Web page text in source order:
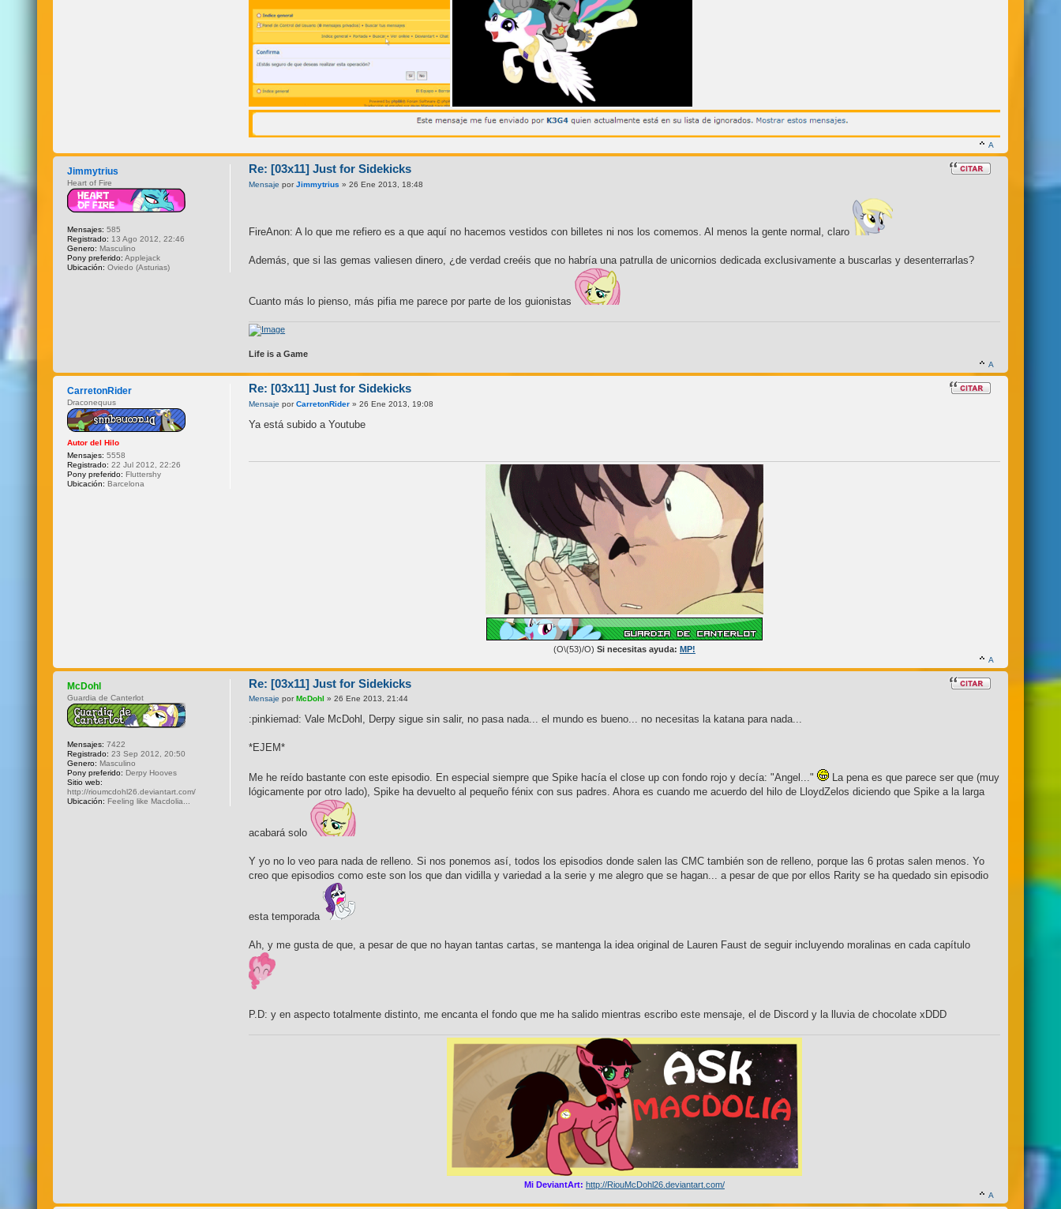
Re: [03x11] Just for Sidekicks
Mensaje porJimmytrius » 26 Ene 2013, 18:48
FireAnon: A lo que me refiero es a que aquí no hacemos vestidos con billetes ni nos los comemos. Al menos la gente normal, claro
Además, que si las gemas valiesen dinero, ¿de verdad creéis que no habría una patrulla de unicornios dedicada exclusivamente a buscarlas y desenterrarlas?
Cuanto más lo pienso, más pifia me parece por parte de los guionistas
Life is a Game
Jimmytrius
Heart of Fire
Mensajes: 585
Registrado: 13 Ago 2012, 22:46
Genero: Masculino
Pony preferido: Applejack
Ubicación: Oviedo (Asturias)
Re: [03x11] Just for Sidekicks
Mensaje porCarretonRider » 26 Ene 2013, 19:08
Ya está subido a Youtube
(O\(53)/O) Si necesitas ayuda: MP!
CarretonRider
Draconequus
Autor del Hilo
Mensajes: 5558
Registrado: 22 Jul 2012, 22:26
Pony preferido: Fluttershy
Ubicación: Barcelona
Re: [03x11] Just for Sidekicks
Mensaje porMcDohl » 26 Ene 2013, 21:44
:pinkiemad: Vale McDohl, Derpy sigue sin salir, no pasa nada... el mundo es bueno... no necesitas la katana para nada...
*EJEM*
Me he reído bastante con este episodio. En especial siempre que Spike hacía el close up con fondo rojo y decía: "Angel..."
La pena es que parece ser que (muy
lógicamente por otro lado), Spike ha devuelto al pequeño fénix con sus padres. Ahora es cuando me acuerdo del hilo de LloydZelos diciendo que Spike a la larga
acabará solo
Y yo no lo veo para nada de relleno. Si nos ponemos así, todos los episodios donde salen las CMC también son de relleno, porque las 6 protas salen menos. Yo
creo que episodios como este son los que dan vidilla y variedad a la serie y me alegro que se hagan... a pesar de que por ellos Rarity se ha quedado sin episodio
esta temporada
Ah, y me gusta de que, a pesar de que no hayan tantas cartas, se mantenga la idea original de Lauren Faust de seguir incluyendo moralinas en cada capítulo
P.D: y en aspecto totalmente distinto, me encanta el fondo que me ha salido mientras escribo este mensaje, el de Discord y la lluvia de chocolate xDDD
Mi DeviantArt: http://RiouMcDohl26.deviantart.com/
McDohl
Guardia de Canterlot
Mensajes: 7422
Registrado: 23 Sep 2012, 20:50
Genero: Masculino
Pony preferido: Derpy Hooves
Sitio web:
http://rioumcdohl26.deviantart.com/
Ubicación: Feeling like Macdolia...